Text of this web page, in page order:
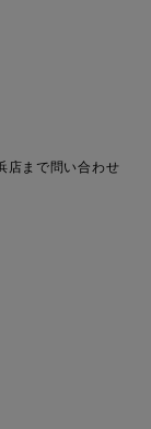
店まで問い合わせ